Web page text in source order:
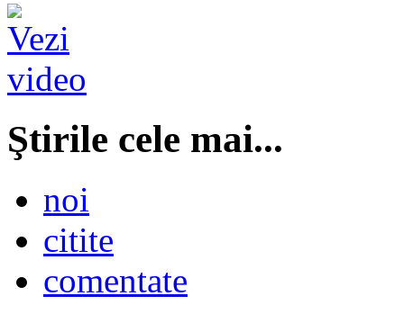
Ştirile cele mai...
noi
citite
comentate